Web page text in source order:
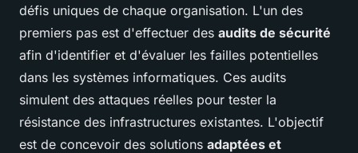
défis uniques de chaque organisation. L'un des
premiers pas est d'effectuer des audits de sécurité
afin d'identifier et d'évaluer les failles potentielles
dans les systèmes informatiques. Ces audits
simulent des attaques réelles pour tester la
résistance des infrastructures existantes. L'objectif
est de concevoir des solutions adaptées et